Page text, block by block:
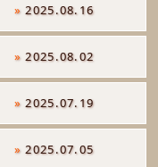
» 2025.08.16
» 2025.08.02
» 2025.07.19
» 2025.07.05